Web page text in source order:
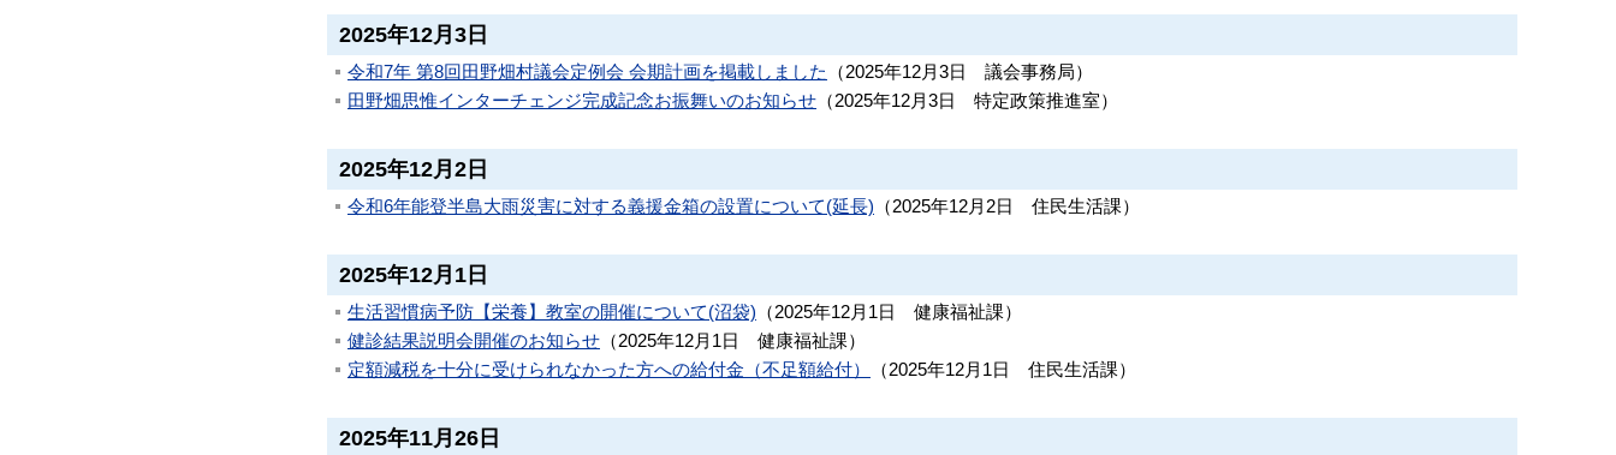
2025年12月3日
令和7年 第8回田野畑村議会定例会 会期計画を掲載しました （2025年12月3日 議会事務局）
田野畑思惟インターチェンジ完成記念お振舞いのお知らせ （2025年12月3日 特定政策推進室）
2025年12月2日
令和6年能登半島大雨災害に対する義援金箱の設置について(延長) （2025年12月2日 住民生活課）
2025年12月1日
生活習慣病予防【栄養】教室の開催について(沼袋) （2025年12月1日 健康福祉課）
健診結果説明会開催のお知らせ （2025年12月1日 健康福祉課）
定額減税を十分に受けられなかった方への給付金（不足額給付）
（2025年12月1日 住民生活課）
2025年11月26日